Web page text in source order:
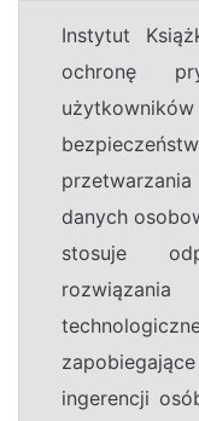
Instytut
ochronę
danych
stosuje
rozwiązania
zapobiegające
ingerencji